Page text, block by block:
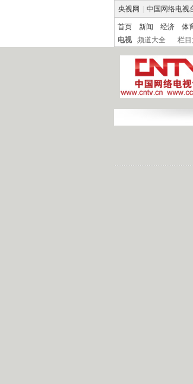
央视网 中国网络电视
首页 新闻 经济 体
电视
频道大全 栏目